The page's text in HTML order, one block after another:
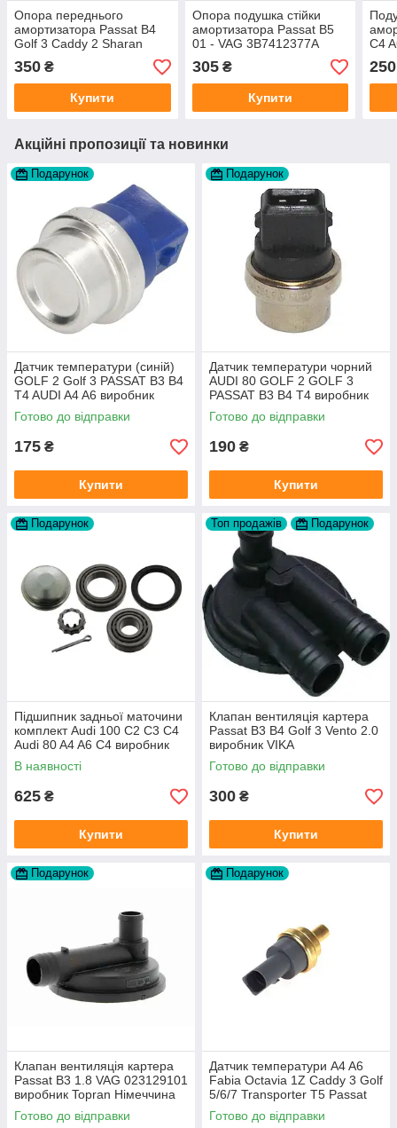
Опора переднього
амортизатора Passat B4
Golf 3 Caddy 2 Sharan
виробник Magnum
Technology
350 ₴
Купити
Опора подушка стійки
амортизатора Passat B5
01 - VAG 3B7412377A
виробник Польща
305₴
Купити
C4
250
Акційні пропозиції та новинки
Подарунок
Датчик температури (синій)
GOLF 2 Golf 3 PASSAT B3 B4
T4 AUDI A4 A6 виробник
Topran Німеччина
Готово до відправки
175 ₴
Купити
Подарунок
Датчик температури чорний
AUDI 80 GOLF 2 GOLF 3
PASSAT B3 B4 T4 виробник
TOPRAN Німеччина
Готово до відправки
190 ₴
Купити
Подарунок
Підшипник задньої маточини
комплект Audi 100 C2 C3 C4
Audi 80 A4 A6 C4 виробник
FAG
В наявності
625 ₴
Купити
Топ продажів Подарунок
Клапан вентиляція картера
Passat B3 B4 Golf 3 Vento 2.0
виробник VIKA
Готово до відправки
300 ₴
Купити
Подарунок
Клапан вентиляція картера
Passat B3 1.8 VAG 023129101
виробник Topran Німеччина
Готово до відправки
Подарунок
Датчик температури A4 A6
Fabia Octavia 1Z Caddy 3 Golf
5/6/7 Transporter T5 Passat
B6 (колір сірий)
Готово до відправки